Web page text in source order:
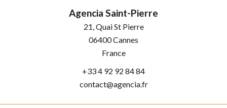
Agencia Saint-Pierre
21, Quai St Pierre
06400Cannes
France
+33 4 92 92 84 84
contact@agencia.fr